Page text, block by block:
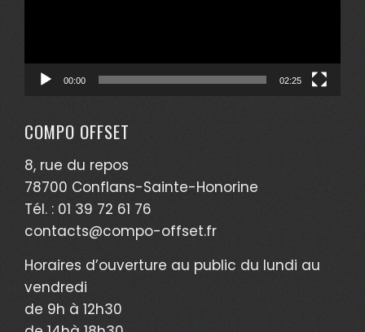
00:00 02:25
COMPO OFFSET
8, rue du repos
78700 Conflans-Sainte-Honorine
Tél. : 01 39 72 61 76
contacts@compo-offset.fr
Horaires d’ouverture au public du lundi au
vendredi
de 9h à 12h30